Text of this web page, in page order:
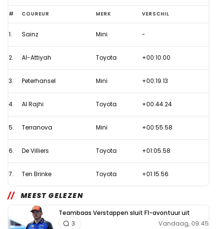
Sainz
grijpt
derde
zege
Dakar
Rally,
prima
Ten
Brinke
# COUREUR MERK VERSCHIL
1. Sainz Mini -
2. Al-Attiyah Toyota +00:10.00
3. Peterhansel Mini +00:19.13
4. Al Rajhi Toyota +00:44.24
5. Terranova Mini +00:55.58
6. De Villiers Toyota +01:05.58
7. Ten Brinke Toyota +01:15.56
MEEST GELEZEN
Teambaas Verstappen sluit F1-avontuur uit
Vandaag, 09:45
3